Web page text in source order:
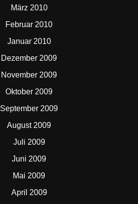
März 2010
Februar 2010
Januar 2010
Dezember 2009
November 2009
Oktober 2009
September 2009
August 2009
Juli 2009
Juni 2009
Mai 2009
April 2009